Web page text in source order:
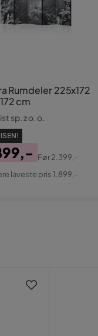
Rumdeler 225x172
cm
sp. z o. o.
Før2.399,-
laveste pris 1.899,-